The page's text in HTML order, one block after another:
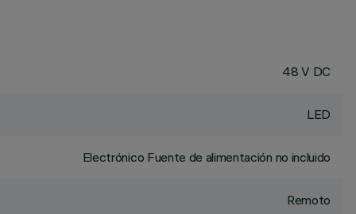
48 V DC
LED
Electrónico Fuente de alimentación no incluido
Remoto